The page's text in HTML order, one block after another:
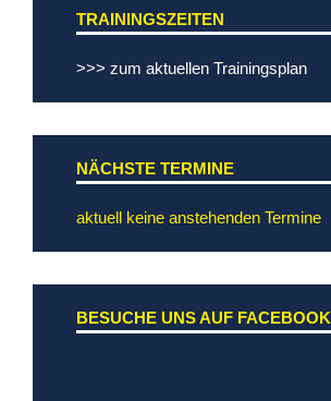
TRAININGSZEITEN
>>> zum aktuellen Trainingsplan
NÄCHSTE TERMINE
aktuell keine anstehenden Termine
BESUCHE UNS AUF FACEBOOK